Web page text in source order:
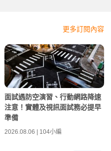
更多訂閱內容
面試遇防空演習、行動網路降速
注意！實體及視訊面試務必提早
準備
2026.08.06 | 104小編